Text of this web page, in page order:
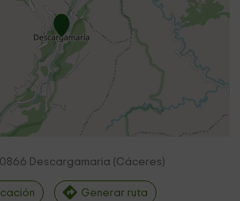
10866 Descargamaria (Cáceres)
Generar ruta